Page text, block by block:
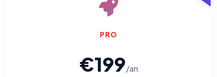
PRO
€199/an